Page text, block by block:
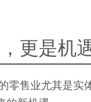
更是机
零售业尤其是实